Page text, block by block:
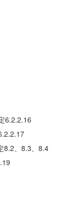
6.2.2.16
8.2、8.3、8.4